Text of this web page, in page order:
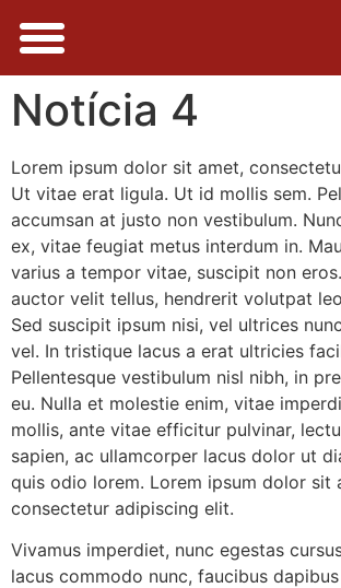
Notícia 4
Lorem ipsum dolor sit amet,
Ut vitae erat ligula. Ut id mollis sem.
accumsan at justo non vestibulum.
ex, vitae feugiat metus interdum in.
varius a tempor vitae, suscipit non
auctor velit tellus, hendrerit volutpat
Sed suscipit ipsum nisi, vel ultrices
vel. In tristique lacus a erat ultricies
Pellentesque vestibulum nisl nibh, in
eu. Nulla et molestie enim, vitae
mollis, ante vitae efficitur pulvinar,
sapien, ac ullamcorper lacus dolor ut
quis odio lorem. Lorem ipsum dolor sit
consectetur adipiscing elit.
Vivamus imperdiet, nunc egestas
lacus commodo nunc, faucibus